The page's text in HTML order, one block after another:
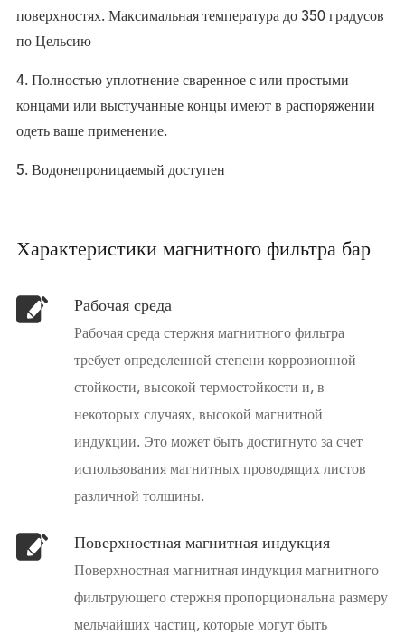
поверхностях. Максимальная температура до 350 градусов
по Цельсию
4. Полностью уплотнение сваренное с или простыми
концами или выстучанные концы имеют в распоряжении
одеть ваше применение.
5. Водонепроницаемый доступен
Характеристики магнитного фильтра бар
Рабочая среда
Рабочая среда стержня магнитного фильтра
требует определенной степени коррозионной
стойкости, высокой термостойкости и, в
некоторых случаях, высокой магнитной
индукции. Это может быть достигнуто за счет
использования магнитных проводящих листов
различной толщины.
Поверхностная магнитная индукция
Поверхностная магнитная индукция магнитного
фильтрующего стержня пропорциональна размеру
мельчайших частиц, которые могут быть